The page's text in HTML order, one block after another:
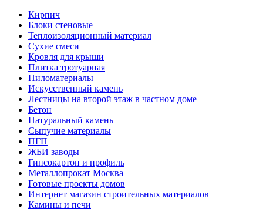
Кирпич
Блоки стеновые
Теплоизоляционный материал
Сухие смеси
Кровля для крыши
Плитка тротуарная
Пиломатериалы
Искусственный камень
Лестницы на второй этаж в частном доме
Бетон
Натуральный камень
Сыпучие материалы
ПГП
ЖБИ заводы
Гипсокартон и профиль
Металлопрокат Москва
Готовые проекты домов
Интернет магазин строительных материалов
Камины и печи